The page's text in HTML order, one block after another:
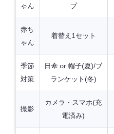
ゃん
プ
赤ち
ゃん
着替え1セット
季節
対策
日傘 or 帽子(夏)/ブ
ランケット(冬)
撮影
カメラ・スマホ(充
電済み)